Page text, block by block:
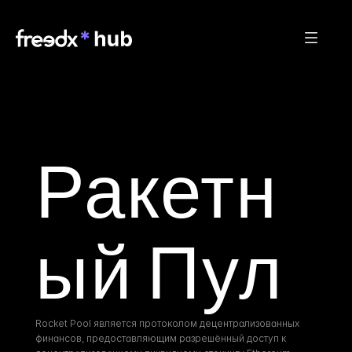
Ракетн
ый Пул
Rocket Pool является протоколом децентрализованных
финансов, предоставляющим разрешённый доступ к